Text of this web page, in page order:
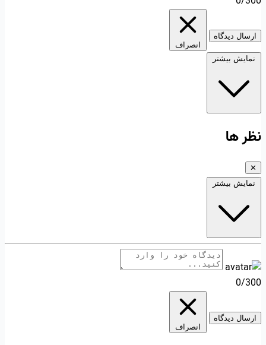
ارسال دیدگاه
انصراف
نمایش بیشتر
نظر ها
✕
نمایش بیشتر
0/300
ارسال دیدگاه
انصراف